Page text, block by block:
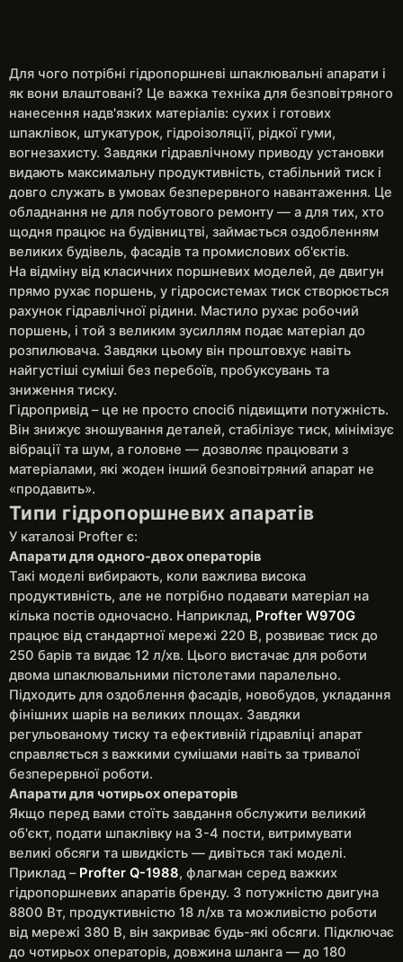
Для чого потрібні гідропоршневі шпаклювальні апарати і
як вони влаштовані? Це важка техніка для безповітряного
нанесення надв'язких матеріалів: сухих і готових
шпаклівок, штукатурок, гідроізоляції, рідкої гуми,
вогнезахисту. Завдяки гідравлічному приводу установки
видають максимальну продуктивність, стабільний тиск і
довго служать в умовах безперервного навантаження. Це
обладнання не для побутового ремонту — а для тих, хто
щодня працює на будівництві, займається оздобленням
великих будівель, фасадів та промислових об'єктів.
На відміну від класичних поршневих моделей, де двигун
прямо рухає поршень, у гідросистемах тиск створюється
рахунок гідравлічної рідини. Мастило рухає робочий
поршень, і той з великим зусиллям подає матеріал до
розпилювача. Завдяки цьому він проштовхує навіть
найгустіші суміші без перебоїв, пробуксувань та
зниження тиску.
Гідропривід – це не просто спосіб підвищити потужність.
Він знижує зношування деталей, стабілізує тиск, мінімізує
вібрації та шум, а головне — дозволяє працювати з
матеріалами, які жоден інший безповітряний апарат не
«продавить».
Типи гідропоршневих апаратів
У каталозі Profter є:
Апарати для одного-двох операторів
Такі моделі вибирають, коли важлива висока
продуктивність, але не потрібно подавати матеріал на
кілька постів одночасно. Наприклад, Profter W970G
працює від стандартної мережі 220 В, розвиває тиск до
250 барів та видає 12 л/хв. Цього вистачає для роботи
двома шпаклювальними пістолетами паралельно.
Підходить для оздоблення фасадів, новобудов, укладання
фінішних шарів на великих площах. Завдяки
регульованому тиску та ефективній гідравліці апарат
справляється з важкими сумішами навіть за тривалої
безперервної роботи.
Апарати для чотирьох операторів
Якщо перед вами стоїть завдання обслужити великий
об'єкт, подати шпаклівку на 3-4 пости, витримувати
великі обсяги та швидкість — дивіться такі моделі.
Приклад – Profter Q-1988, флагман серед важких
гідропоршневих апаратів бренду. З потужністю двигуна
8800 Вт, продуктивністю 18 л/хв та можливістю роботи
від мережі 380 В, він закриває будь-які обсяги. Підключає
до чотирьох операторів, довжина шланга — до 180